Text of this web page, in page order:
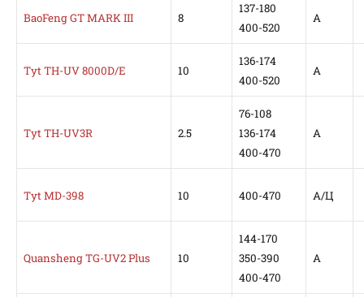
BaoFeng GT MARK III 8
137-180
400-520
А
Tyt TH-UV 8000D/E 10
136-174
400-520
А
Tyt TH-UV3R 2.5
76-108
136-174
400-470
А
Tyt MD-398 10 400-470 А/Ц
Quansheng TG-UV2 Plus 10
144-170
350-390
400-470
А